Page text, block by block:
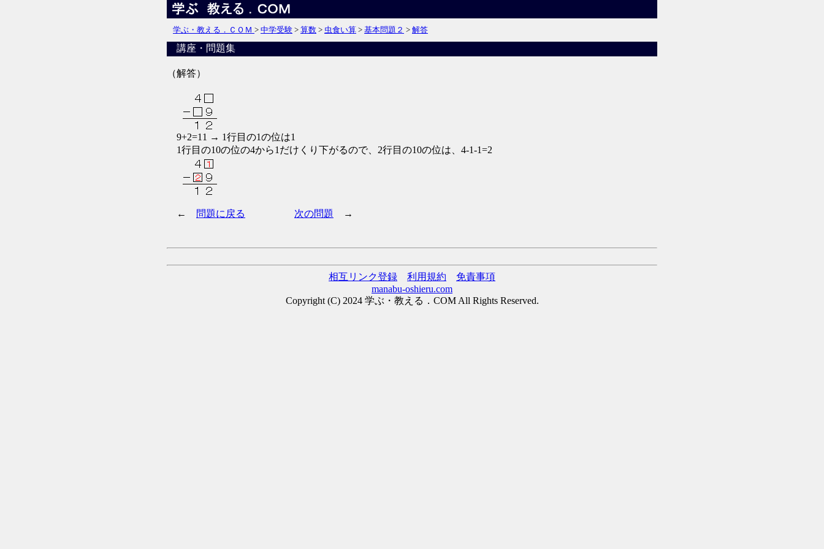
学ぶ・教える．ＣＯＭ > 中学受験 > 算数 > 虫食い算 > 基本問題２ > 解答
講座・問題集
（解答）
9+2=11 → 1行目の1の位は1
1行目の10の位の4から1だけくり下がるので、2行目の10の位は、4-1-1=2
← 問題に戻る 次の問題 →
相互リンク登録 利用規約
免責事項
manabu-oshieru.com
Copyright (C) 2024 学ぶ・教える．COM All Rights Reserved.